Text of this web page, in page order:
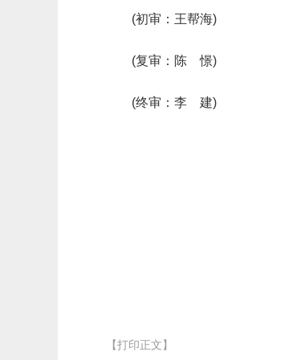
(初审：王帮海)
(复审：陈 憬)
(终审：李 建)
【打印正文】